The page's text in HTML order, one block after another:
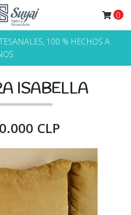
100 % HECHOS A
0
ISABELLA
CLP